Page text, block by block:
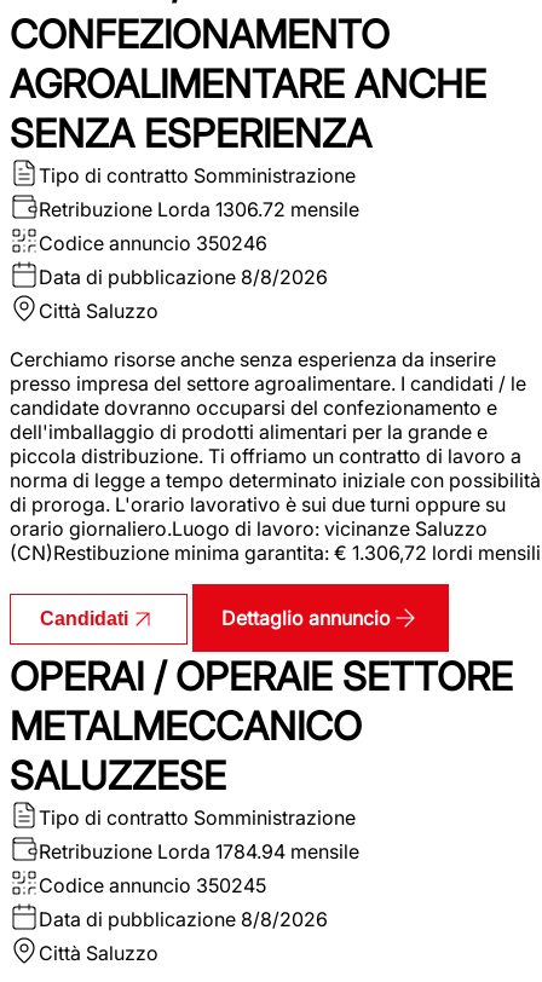
CONFEZIONAMENTO
AGROALIMENTARE ANCHE
SENZA ESPERIENZA
Tipo di contratto Somministrazione
Retribuzione Lorda 1306.72 mensile
Codice annuncio 350246
Data di pubblicazione 8/8/2026
Città Saluzzo
Cerchiamo risorse anche senza esperienza da inserire
presso impresa del settore agroalimentare. I candidati / le
candidate dovranno occuparsi del confezionamento e
dell'imballaggio di prodotti alimentari per la grande e
piccola distribuzione. Ti offriamo un contratto di lavoro a
norma di legge a tempo determinato iniziale con possibilità
di proroga. L'orario lavorativo è sui due turni oppure su
orario giornaliero.Luogo di lavoro: vicinanze Saluzzo
(CN)Restibuzione minima garantita: € 1.306,72 lordi mensili
Candidati Dettaglio annuncio
OPERAI / OPERAIE SETTORE
METALMECCANICO
SALUZZESE
Tipo di contratto Somministrazione
Retribuzione Lorda 1784.94 mensile
Codice annuncio 350245
Data di pubblicazione 8/8/2026
Città Saluzzo